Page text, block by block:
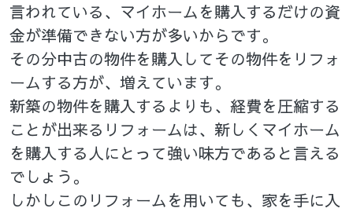
言われている、マイホームを購入するだけの資
金が準備できない方が多いからです。
その分中古の物件を購入してその物件をリフォ
ームする方が、増えています。
新築の物件を購入するよりも、経費を圧縮する
ことが出来るリフォームは、新しくマイホーム
を購入する人にとって強い味方であると言える
でしょう。
しかしこのリフォームを用いても、家を手に入